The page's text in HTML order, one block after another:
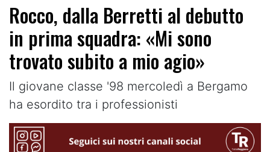
Rocco, dalla Berretti al debutto
in prima squadra: «Mi sono
trovato subito a mio agio»
Il giovane classe '98 mercoledì a Bergamo
ha esordito tra i professionisti